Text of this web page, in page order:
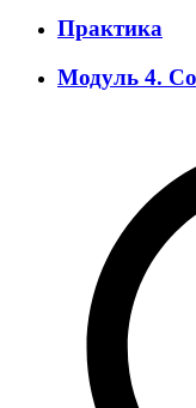
Практика
Модуль 4.